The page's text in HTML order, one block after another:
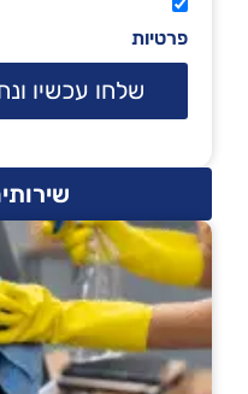
פרטיות
שלחו עכשיו